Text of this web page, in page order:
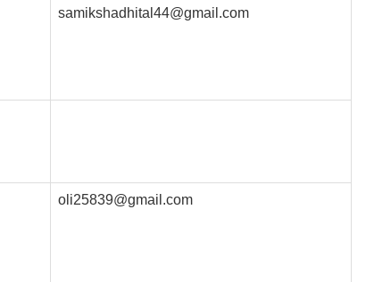
samikshadhital44@gmail.com
oli25839@gmail.com